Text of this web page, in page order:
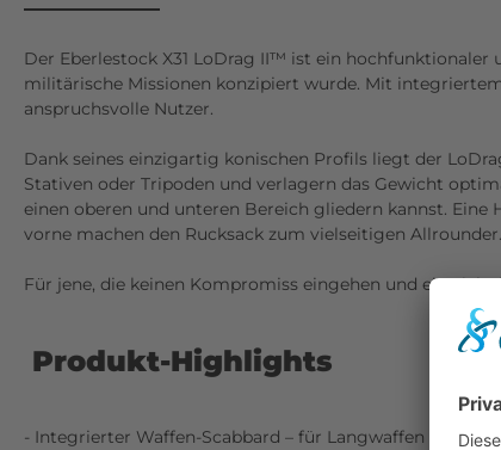
Der Eberlestock X31 LoDrag II™ ist ein
militärische Missionen konzipiert wurde. Mit
anspruchsvolle Nutzer.
Dank seines einzigartig konischen Profils liegt der
Stativen oder Tripoden und verlagern das Gewicht
einen oberen und unteren Bereich gliedern kannst.
vorne machen den Rucksack zum vielseitigen Allrounder.
Für jene, die keinen Kompromiss eingehen und ein
Produkt-Highlights
- Integrierter Waffen-Scabbard – für Langwaffen oder